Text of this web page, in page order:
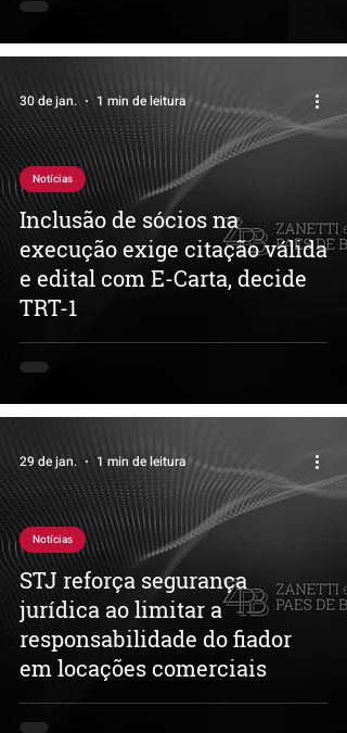
Inclusão de sócios na
execução exige citação válida
e edital com E-Carta, decide
TRT-1
Notícias
30 de jan. 1 min de leitura
STJ reforça segurança
jurídica ao limitar a
responsabilidade do fiador
em locações comerciais
Notícias
29 de jan. 1 min de leitura